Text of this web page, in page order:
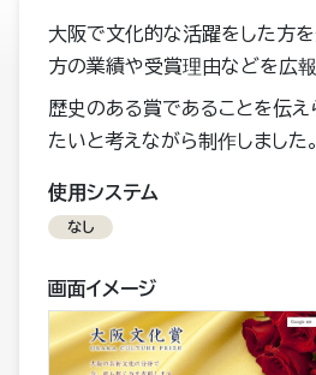
大阪で文化的な活躍をした方を
方の業績や受賞理由などを広報
歴史のある賞であることを伝え
たいと考えながら制作しました。
使用システム
なし
画面イメージ